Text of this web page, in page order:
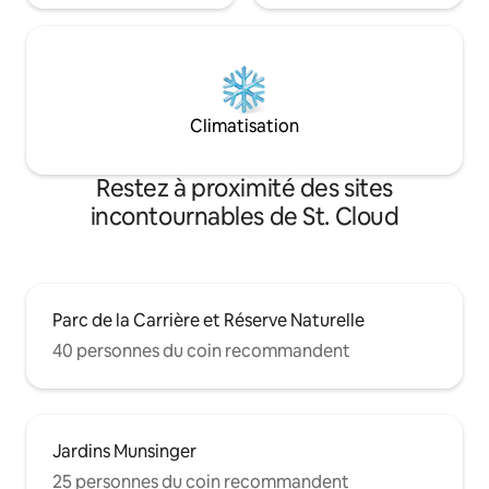
Climatisation
Restez à proximité des sites
incontournables de St. Cloud
Parc de la Carrière et Réserve Naturelle
40 personnes du coin recommandent
Jardins Munsinger
25 personnes du coin recommandent